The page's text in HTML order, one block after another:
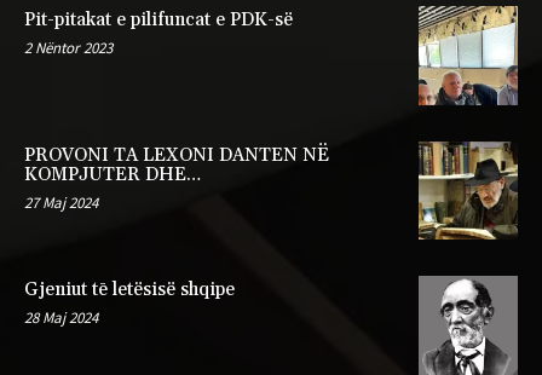
Pit-pitakat e pilifuncat e PDK-së
2 Nëntor 2023
PROVONI TA LEXONI DANTEN NË
KOMPJUTER DHE…
27 Maj 2024
Gjeniut tē letësisë shqipe
28 Maj 2024